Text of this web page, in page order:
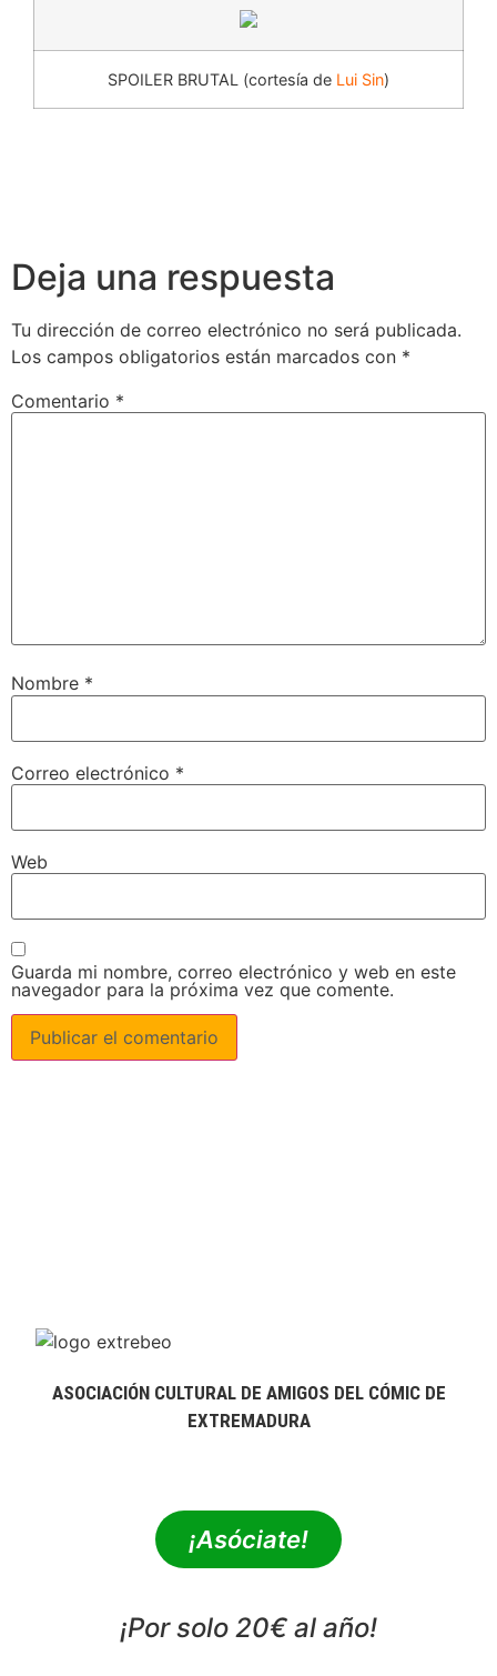
SPOILER BRUTAL (cortesía de Lui Sin)
Deja una respuesta
Tu dirección de correo electrónico no será publicada.
Los campos obligatorios están marcados con *
Comentario *
Nombre *
Correo electrónico *
Web
Guarda mi nombre, correo electrónico y web en este
navegador para la próxima vez que comente.
ASOCIACIÓN CULTURAL DE AMIGOS DEL CÓMIC DE
EXTREMADURA
¡Asóciate!
¡Por solo 20€ al año!